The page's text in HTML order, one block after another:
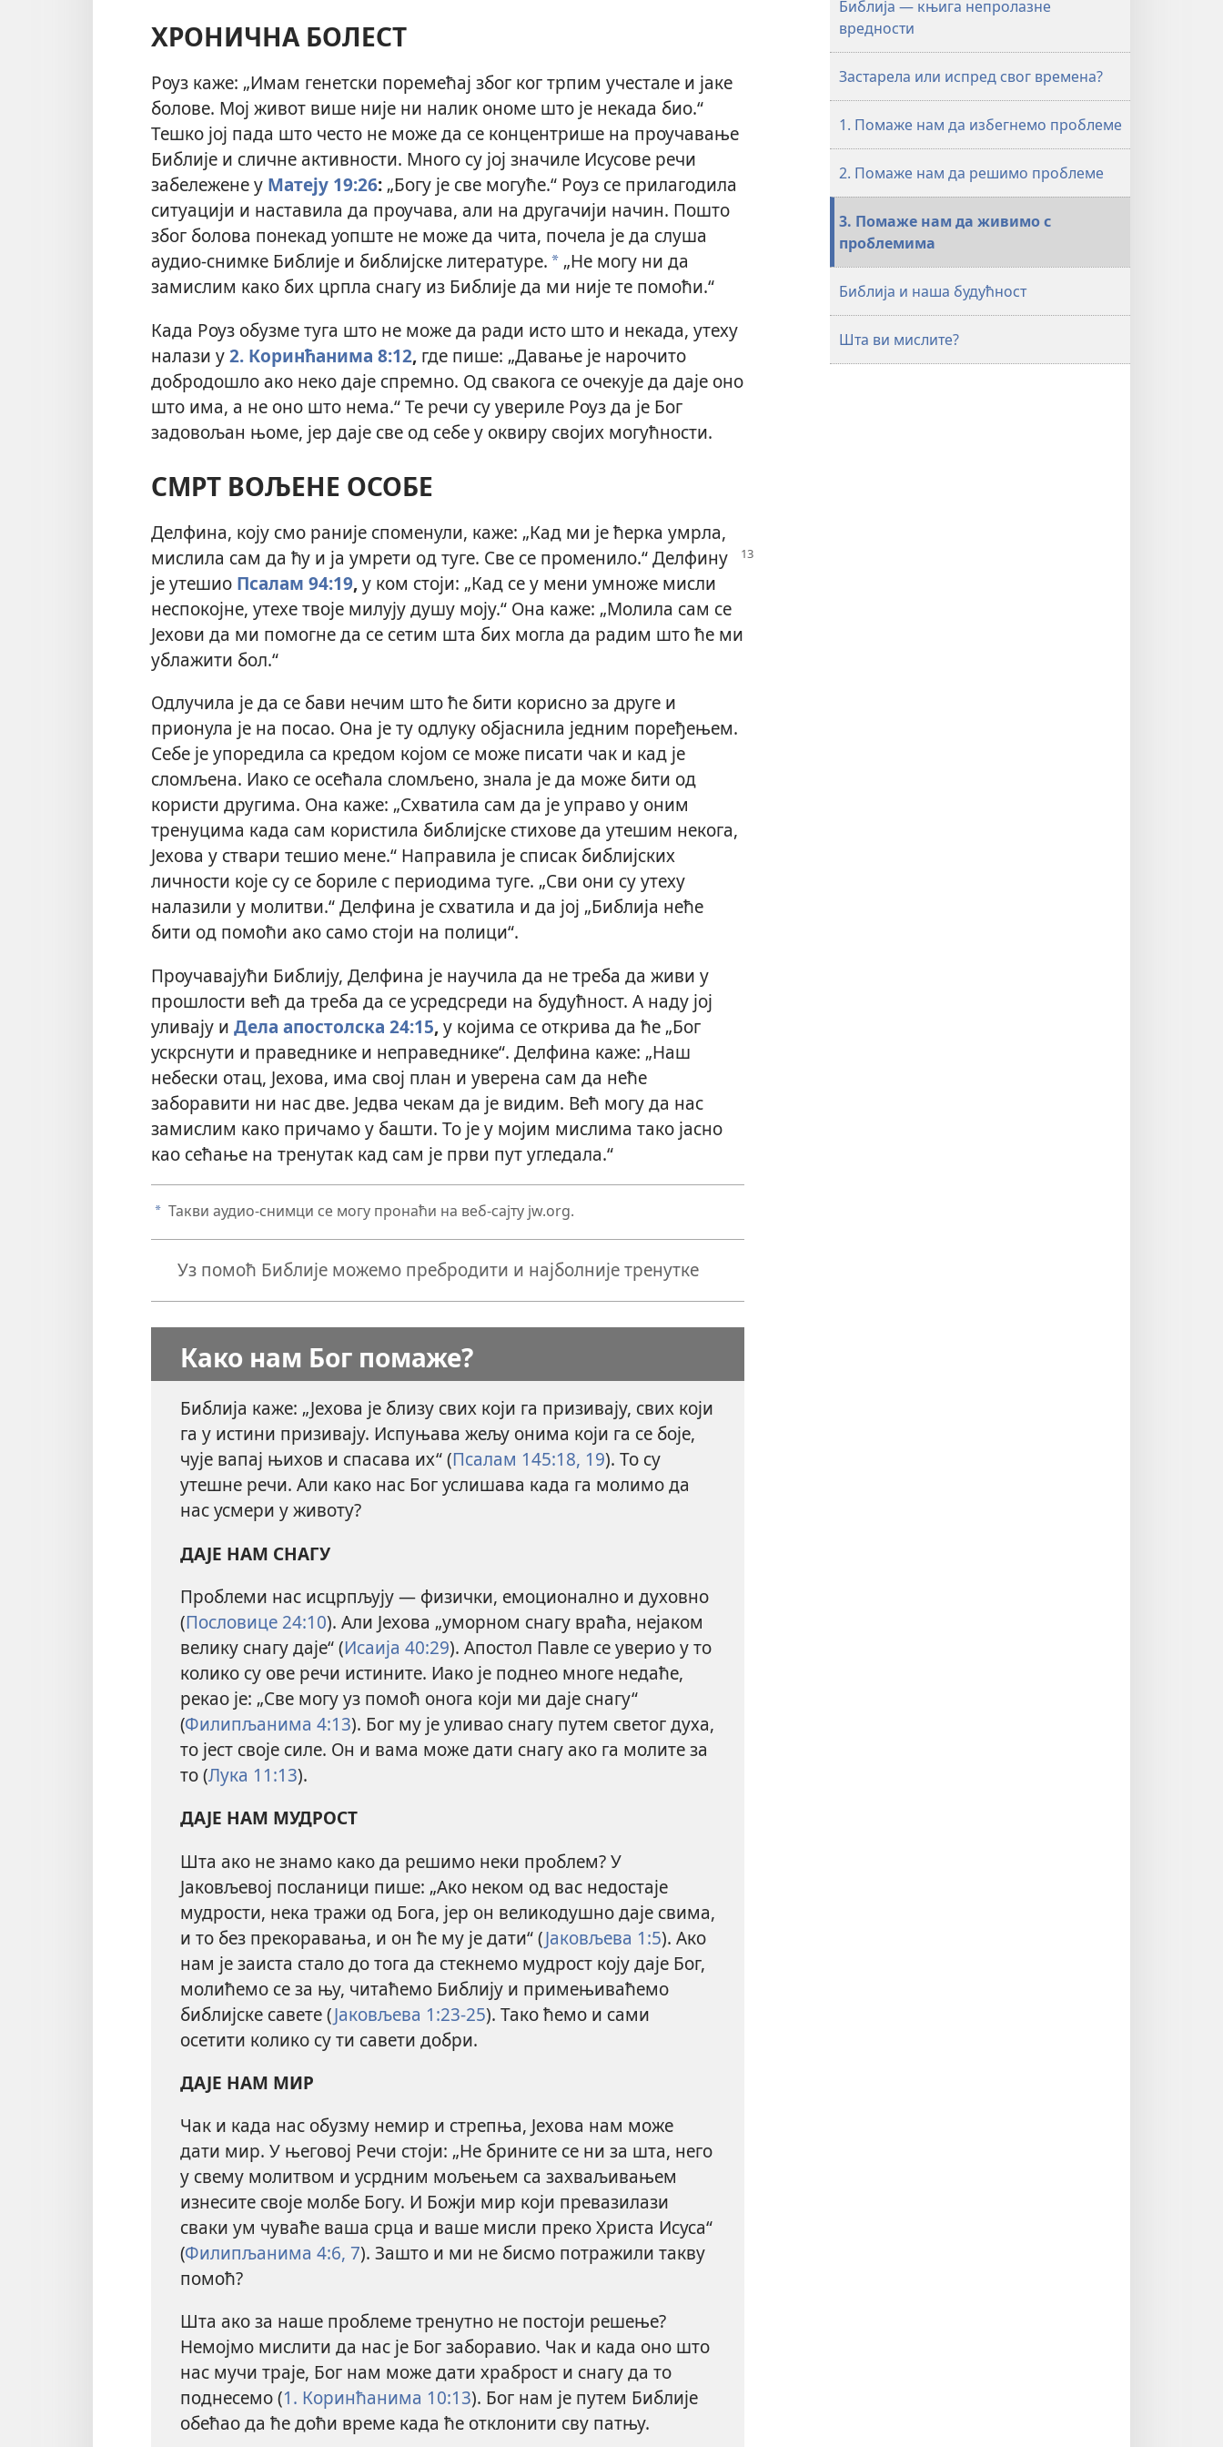
ХРОНИЧНА БОЛЕСТ
Роуз каже: „Имам генетски поремећај због ког трпим учестале и јаке
болове. Мој живот више није ни налик ономе што је некада био.“
Тешко јој пада што често не може да се концентрише на проучавање
Библије и сличне активности. Много су јој значиле Исусове речи
забележене у Матеју 19:26: „Богу је све могуће.“ Роуз се прилагодила
ситуацији и наставила да проучава, али на другачији начин. Пошто
због болова понекад уопште не може да чита, почела је да слуша
аудио-снимке Библије и библијске литературе. a „Не могу ни да
замислим како бих црпла снагу из Библије да ми није те помоћи.“
Када Роуз обузме туга што не може да ради исто што и некада, утеху
налази у2. Коринћанима 8:12, где пише: „Давање је нарочито
добродошло ако неко даје спремно. Од свакога се очекује да даје оно
што има, а не оно што нема.“ Те речи су увериле Роуз да је Бог
задовољан њоме, јер даје све од себе у оквиру својих могућности.
СМРТ ВОЉЕНЕ ОСОБЕ
Делфина, коју смо раније споменули, каже: „Кад ми је ћерка умрла,
мислила сам да ћу и ја умрети од туге. Све се променило.“ Делфину
је утешио Псалам 94:19,у ком стоји: „Кад се у мени умноже мисли
неспокојне, утехе твоје милују душу моју.“ Она каже: „Молила сам се
Јехови да ми помогне да се сетим шта бих могла да радим што ће ми
ублажити бол.“
Одлучила је да се бави нечим што ће бити корисно за друге и
прионула је на посао. Она је ту одлуку објаснила једним поређењем.
Себе је упоредила са кредом којом се може писати чак и кад је
сломљена. Иако се осећала сломљено, знала је да може бити од
користи другима. Она каже: „Схватила сам да је управо у оним
тренуцима када сам користила библијске стихове да утешим некога,
Јехова у ствари тешио мене.“ Направила је списак библијских
личности које су се бориле с периодима туге. „Сви они су утеху
налазили у молитви.“ Делфина је схватила и да јој „Библија неће
бити од помоћи ако само стоји на полици“.
Проучавајући Библију, Делфина је научила да не треба да живи у
прошлости већ да треба да се усредсреди на будућност. А наду јој
уливају и Дела апостолска 24:15,у којима се открива да ће „Бог
ускрснути и праведнике и неправеднике“. Делфина каже: „Наш
небески отац, Јехова, има свој план и уверена сам да неће
заборавити ни нас две. Једва чекам да је видим. Већ могу да нас
замислим како причамо у башти. То је у мојим мислима тако јасно
као сећање на тренутак кад сам је први пут угледала.“
a Такви аудио-снимци се могу пронаћи на веб-сајту jw.org.
Уз помоћ Библије можемо пребродити и најболније тренутке
Како нам Бог помаже?
Библија каже: „Јехова је близу свих који га призивају, свих који
га у истини призивају. Испуњава жељу онима који га се боје,
чује вапај њихов и спасава их“ (Псалам 145:18, 19). То су
утешне речи. Али како нас Бог услишава када га молимо да
нас усмери у животу?
ДАЈЕ НАМ СНАГУ
Проблеми нас исцрпљују — физички, емоционално и духовно
(Пословице 24:10). Али Јехова „уморном снагу враћа, нејаком
велику снагу даје“ (Исаија 40:29). Апостол Павле се уверио у то
колико су ове речи истините. Иако је поднео многе недаће,
рекао је: „Све могу уз помоћ онога који ми даје снагу“
(Филипљанима 4:13). Бог му је уливао снагу путем светог духа,
то јест своје силе. Он и вама може дати снагу ако га молите за
то (Лука 11:13).
ДАЈЕ НАМ МУДРОСТ
Шта ако не знамо како да решимо неки проблем? У
Јаковљевој посланици пише: „Ако неком од вас недостаје
мудрости, нека тражи од Бога, јер он великодушно даје свима,
и то без прекоравања, и он ће му је дати“ (Јаковљева 1:5). Ако
нам је заиста стало до тога да стекнемо мудрост коју даје Бог,
молићемо се за њу, читаћемо Библију и примењиваћемо
библијске савете (Јаковљева 1:23-25). Тако ћемо и сами
осетити колико су ти савети добри.
ДАЈЕ НАМ МИР
Чак и када нас обузму немир и стрепња, Јехова нам може
дати мир. У његовој Речи стоји: „Не брините се ни за шта, него
у свему молитвом и усрдним мољењем са захваљивањем
изнесите своје молбе Богу. И Божји мир који превазилази
сваки ум чуваће ваша срца и ваше мисли преко Христа Исуса“
(Филипљанима 4:6, 7). Зашто и ми не бисмо потражили такву
помоћ?
Шта ако за наше проблеме тренутно не постоји решење?
Немојмо мислити да нас је Бог заборавио. Чак и када оно што
нас мучи траје, Бог нам може дати храброст и снагу да то
поднесемо (1. Коринћанима 10:13). Бог нам је путем Библије
обећао да ће доћи време када ће отклонити сву патњу.
је
за
савременог
човека?
је
за
савременог
човека?
Библија — књига непролазне
вредности
Застарела или испред свог времена?
1. Помаже нам да избегнемо проблеме
2. Помаже нам да решимо проблеме
3. Помаже нам да живимо с
проблемима
Библија и наша будућност
Шта ви мислите?